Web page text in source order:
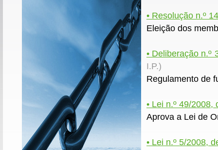
• Resolução n.º
Eleição dos
• Deliberação n.º
I.P.)
Regulamento de
• Lei n.º 49/2008,
Aprova a Lei de
• Lei n.º 5/2008,